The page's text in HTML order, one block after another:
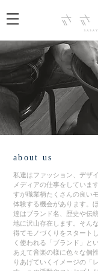
私達はファッション、デザ
メディアの仕事をしていま
すが職業柄たくさんの良い
体験する機会があります。
達はブランド名、歴史や伝
地に沢山存在します。そん
得てモノづくりをスタート
く使われる「ブランド」と
あえて音楽の様に色々な個
りあげていくイメージの「
about us